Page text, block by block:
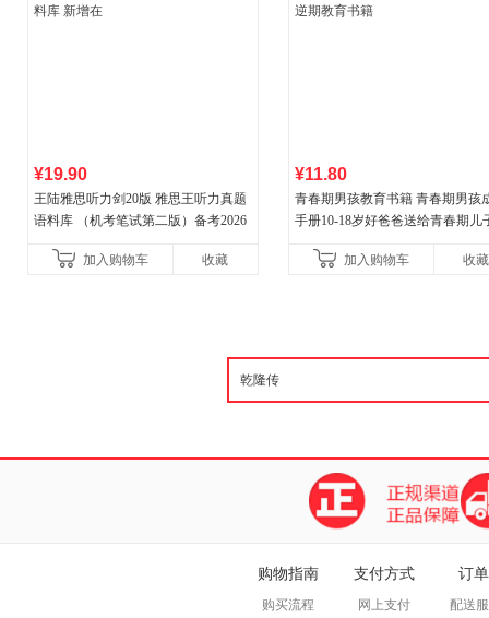
¥19.90
王陆雅思听力剑20版 雅思王听力真题
语料库 （机考笔试第二版）备考2026
新增在
加入购物车 收藏
¥11.80
青春期男孩教育书籍 青春期男孩
手册10-18岁好爸爸送给青春期儿
期教育书籍加入购物车 收藏
购物指南
购买流程
支付方式
网上支付
订
配送